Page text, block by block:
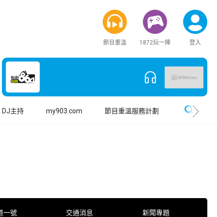
節目重溫 1872玩一陣 登入
DJ主持 my903.com 節目重溫服務計劃
一號 交通消息 新聞專題